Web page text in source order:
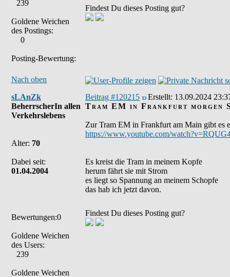
239
Goldene Weichen
des Postings:
0
Posting-Bewertung:
Findest Du dieses Posting gut?
Nach oben
sLAnZk
BeherrscherIn allen
Verkehrslebens
Alter: 70
Dabei seit:
01.04.2004
Bewertungen:0
Goldene Weichen
des Users:
239
Goldene Weichen
Beitrag #120215 Erstellt: 13.09.2024
Tram EM in Frankfurt morgen
Zur Tram EM in Frankfurt am Main gibt es
https://www.youtube.com/
Es kreist die Tram in meinem Kopfe
herum fährt sie mit Strom
es liegt so Spannung an meinem Schopfe
das hab ich jetzt davon.
Findest Du dieses Posting gut?